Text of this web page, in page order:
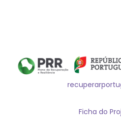
Ficha do